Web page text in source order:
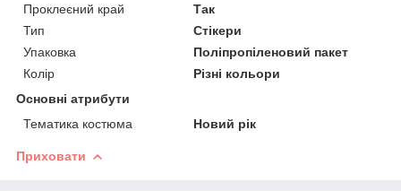
Проклеєний край
Так
Тип
Стікери
Упаковка
Поліпропіленовий пакет
Колір
Різні кольори
Основні атрибути
Тематика костюма
Новий рік
Приховати